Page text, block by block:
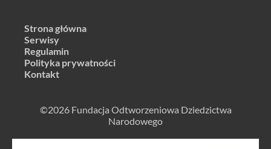
Strona główna
Serwisy
Regulamin
Polityka prywatności
Kontakt
©2026 Fundacja Odtworzeniowa Dziedzictwa
Narodowego